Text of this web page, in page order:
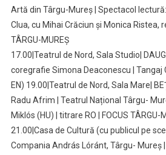
Artă din Târgu-Mureș | Spectacol
Clua, cu Mihai Crăciun și Monica Ristea,
TÂRGU-MUREȘ
17.00|Teatrul de Nord, Sala Studio|
coregrafie Simona Deaconescu | Tangaj
EN) 19.00|Teatrul de Nord, Sala Mare|
Radu Afrim | Teatrul Național Târgu-
Miklós (HU) | titrare RO | FOCUS TÂRGU-
21.00|Casa de Cultură (cu publicul pe
Compania András Lóránt, Târgu- Mureș |